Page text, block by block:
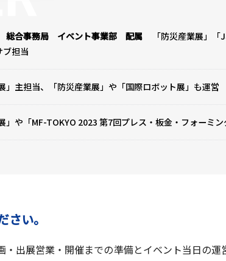
合事務局 イベント事業部 配属
「防災産業展」
担当
」主担当、「防災産業展」や「国際ロボット展」も運営
」や「MF-TOKYO 2023 第7回プレス・板金・フォーミ
い。
出展営業・開催までの準備とイベント当日の運